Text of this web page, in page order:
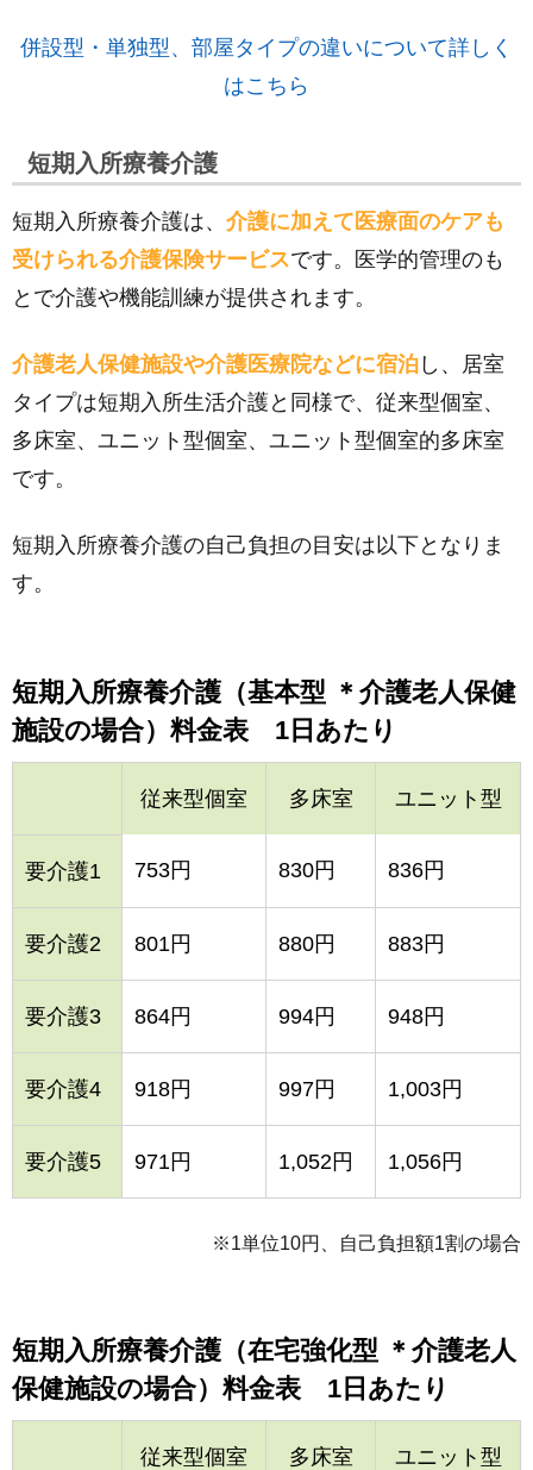
併設型・単独型、部屋タイプの違いについて詳しく
はこちら
短期入所療養介護
短期入所療養介護は、 介護に加えて医療面のケアも
受けられる介護保険サービスです。医学的管理のも
とで介護や機能訓練が提供されます。
介護老人保健施設や介護医療院などに宿泊 し、居室
タイプは短期入所生活介護と同様で、従来型個室、
多床室、ユニット型個室、ユニット型個室的多床室
です。
短期入所療養介護の自己負担の目安は以下となりま
す。
短期入所療養介護（基本型 ＊介護老人保健
施設の場合）料金表 1日あたり
従来型個室 多床室 ユニット型
要介護1 753円 830円 836円
要介護2 801円 880円 883円
要介護3 864円 994円 948円
要介護4 918円 997円 1,003円
要介護5 971円 1,052円 1,056円
※1単位10円、自己負担額1割の場合
短期入所療養介護（在宅強化型 ＊介護老人
保健施設の場合）料金表 1日あたり
従来型個室 多床室 ユニット型